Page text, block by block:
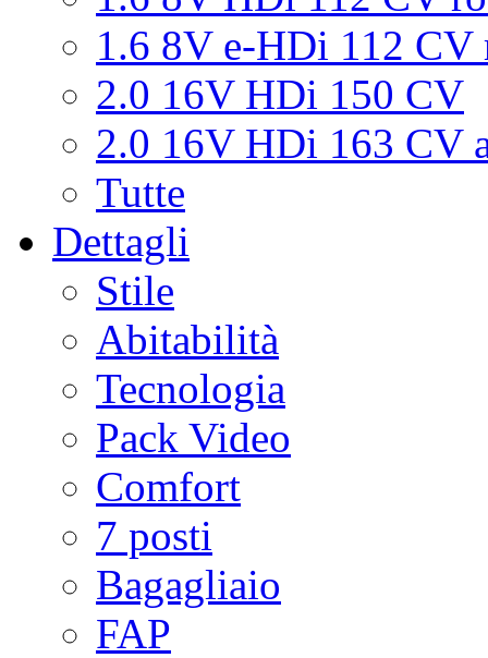
1.6 8V e-HDi 112 CV
2.0 16V HDi 150 CV
2.0 16V HDi 163 CV
Tutte
Dettagli
Stile
Abitabilità
Tecnologia
Pack Video
Comfort
7 posti
Bagagliaio
FAP